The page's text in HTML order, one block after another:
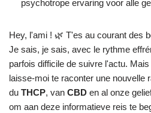
psychotrope ervaring voor alle
Hey, l'ami ! 🌿 T'es au courant des
Je sais, je sais, avec le rythme
parfois difficile de suivre l'actu.
laisse-moi te raconter une nouvelle
du THCP, van CBD en al onze
om aan deze informatieve reis te